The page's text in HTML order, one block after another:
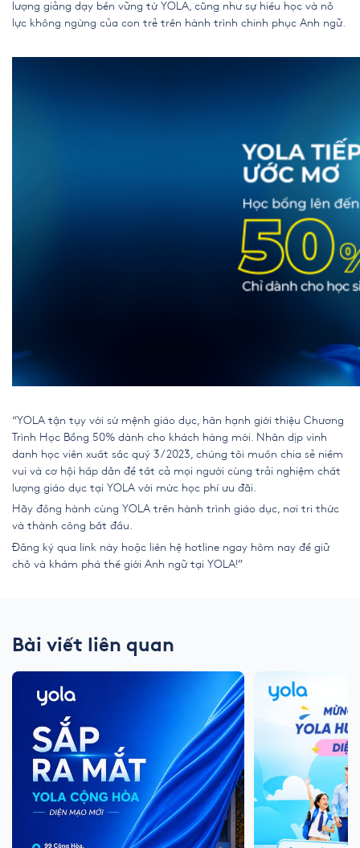
lượng giảng dạy bền vững từ YOLA, cũng như sự hiếu học và nỗ
lực không ngừng của con trẻ trên hành trình chinh phục Anh ngữ.
“YOLA tận tụy với sứ mệnh giáo dục, hân hạnh giới thiệu Chương
Trình Học Bổng 50% dành cho khách hàng mới. Nhân dịp vinh
danh học viên xuất sắc quý 3/2023, chúng tôi muốn chia sẻ niềm
vui và cơ hội hấp dẫn để tất cả mọi người cùng trải nghiệm chất
lượng giáo dục tại YOLA với mức học phí ưu đãi.
Hãy đồng hành cùng YOLA trên hành trình giáo dục, nơi tri thức
và thành công bắt đầu.
Đăng ký qua link này hoặc liên hệ hotline ngay hôm nay để giữ
chỗ và khám phá thế giới Anh ngữ tại YOLA!”
Bài viết liên quan